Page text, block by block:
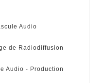
Audio
de Radiodiffusion
Audio - Production